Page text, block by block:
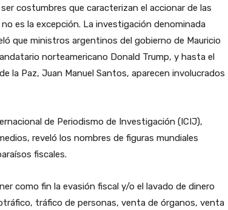
costumbres que caracterizan el accionar de las
es la excepción. La investigación denominada
que ministros argentinos del gobierno de Mauricio
norteamericano Donald Trump, y hasta el
la Paz, Juan Manuel Santos, aparecen involucrados
de Periodismo de Investigación (ICIJ),
reveló los nombres de figuras mundiales
fiscales.
como fin la evasión fiscal y/o el lavado de dinero
tráfico de personas, venta de órganos, venta